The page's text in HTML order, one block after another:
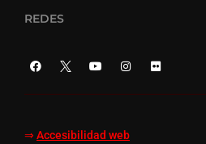
REDES
⇒ Accesibilidad web